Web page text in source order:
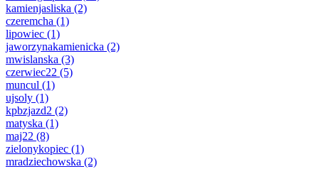
kamienjasliska (2)
czeremcha (1)
lipowiec (1)
jaworzynakamienicka (2)
mwislanska (3)
czerwiec22 (5)
muncul (1)
ujsoly (1)
kpbzjazd2 (2)
matyska (1)
maj22 (8)
zielonykopiec (1)
mradziechowska (2)